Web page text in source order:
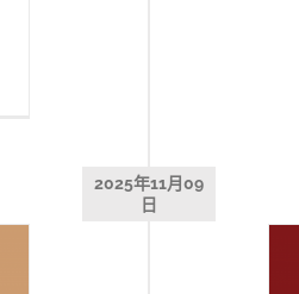
2025年11月09
日